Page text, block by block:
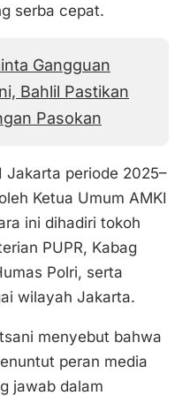
serba cepat.
Gangguan
Bahlil Pastikan
Pasokan
Jakarta periode 2025–
Ketua Umum AMKI
ini dihadiri tokoh
PUPR, Kabag
Polri, serta
wilayah Jakarta.
menyebut bahwa
peran media
jawab dalam